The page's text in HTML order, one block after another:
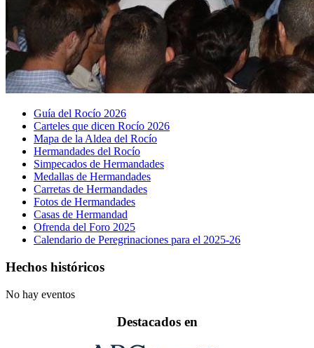
Guía del Rocío 2026
Carteles que dicen Rocío 2026
Mapa de la Aldea del Rocío
Hermandades del Rocío
Simpecados de Hermandades
Medallas de Hermandades
Carretas de Hermandades
Fotos de Hermandades
Casas de Hermandad
Ofrenda del Foro 2025
Calendario de Peregrinaciones para el 2025-26
Hechos históricos
No hay eventos
Destacados en